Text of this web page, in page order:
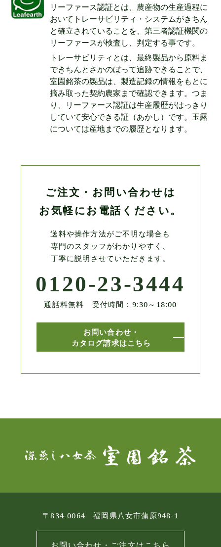
リーファース認証とは、農産物の生産過程に
おいてトレーサビリティ・システムがきちん
と確立されていることを、第三者認証機関の
リーファースが検査し、判定する事です。
トレーサビリティ とは、最終製品から原料ま
できちんとさかのぼって追跡できることで、
室園銘茶の製品は、製造記録の情報をもとに
摘み取った契約農家まで確認できます。つま
り、リーファース認証は生産履歴がはっきり
していて安心できる証（あかし）です。玉露
については産地までの履歴となります。
ご注文・お問い合わせは
お気軽にお電話ください。
送料や操作方法がご不明な場合も
専門のスタッフがわかりやすく、
丁寧に説明させていただきます。
0120-23-3444
通話料無料 受付時間：9:30～18:00
お問い合わせ・
カタログ請求はこちら
〒834-0064 福岡県八女市蒲原948-1